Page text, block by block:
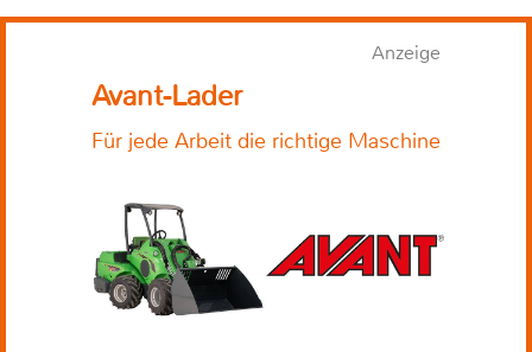
Anzeige
Avant-Lader
Für jede Arbeit die richtige Maschine